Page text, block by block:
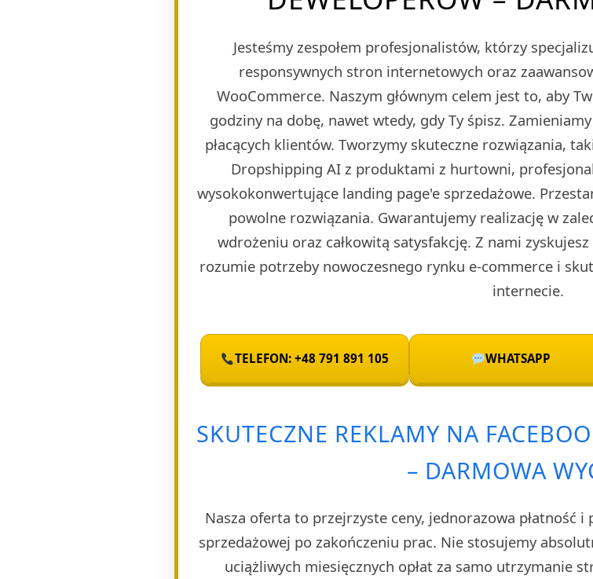
Jesteśmy zespołem profesjonalistów, którzy
responsywnych stron internetowych oraz
WooCommerce. Naszym głównym celem jest to, aby
godziny na dobę, nawet wtedy, gdy Ty śpisz.
płacących klientów. Tworzymy skuteczne rozwiązania,
Dropshipping AI z produktami z hurtowni,
wysokokonwertujące landing page'e sprzedażowe.
powolne rozwiązania. Gwarantujemy realizację w
wdrożeniu oraz całkowitą satysfakcję. Z nami
rozumie potrzeby nowoczesnego rynku e-commerce i
internecie.
TELEFON: +48 791 891 105 WHATSAPP
SKUTECZNE REKLAMY NA
– DARMOWA
Nasza oferta to przejrzyste ceny, jednorazowa płatność i
sprzedażowej po zakończeniu prac. Nie stosujemy
uciążliwych miesięcznych opłat za samo utrzymanie